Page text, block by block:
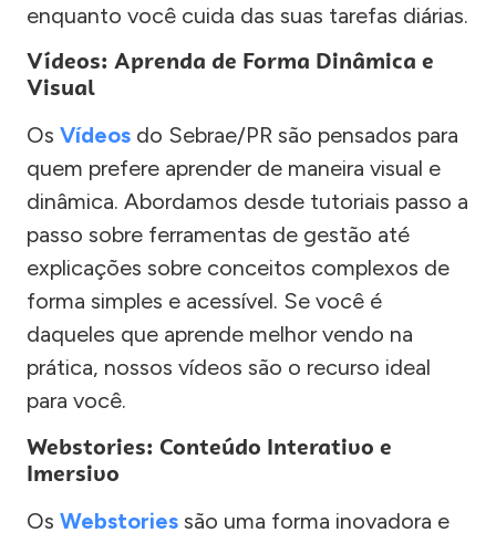
enquanto você cuida das suas tarefas diárias.
Vídeos: Aprenda de Forma Dinâmica e
Visual
Os Vídeos do Sebrae/PR são pensados para
quem prefere aprender de maneira visual e
dinâmica. Abordamos desde tutoriais passo a
passo sobre ferramentas de gestão até
explicações sobre conceitos complexos de
forma simples e acessível. Se você é
daqueles que aprende melhor vendo na
prática, nossos vídeos são o recurso ideal
para você.
Webstories: Conteúdo Interativo e
Imersivo
Os Webstories são uma forma inovadora e